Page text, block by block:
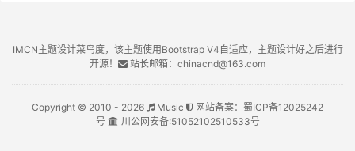
IMCN主题设计菜鸟度，该主题使用Bootstrap V4自适应，主题设计好之后进行
开源！
站长邮箱：chinacnd@163.com
Copyright © 2010 - 2026 Music 网站备案： 蜀ICP备12025242
号
川公网安备:51052102510533号